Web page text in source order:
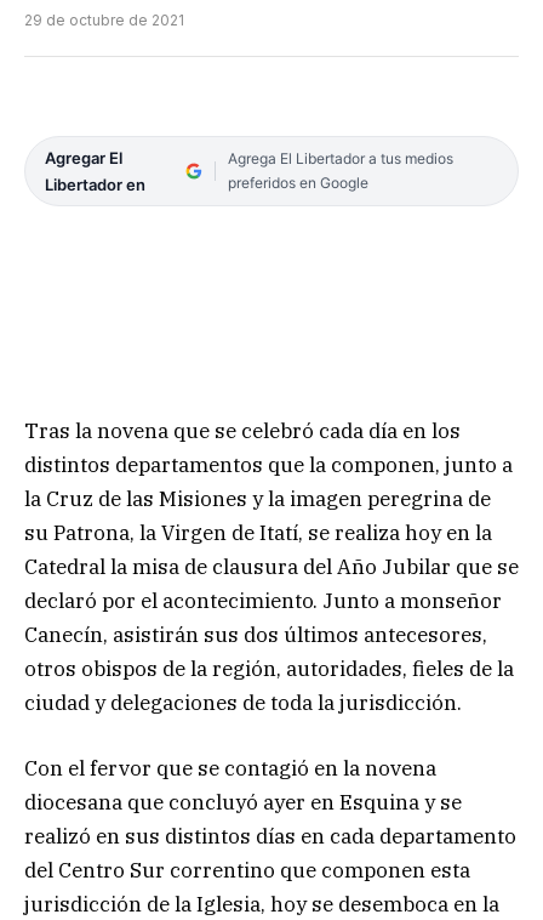
29 de octubre de 2021
Agregar El
Libertador en
Agrega El Libertador a tus medios
preferidos en Google
Tras la novena que se celebró cada día en los
distintos departamentos que la componen, junto a
la Cruz de las Misiones y la imagen peregrina de
su Patrona, la Virgen de Itatí, se realiza hoy en la
Catedral la misa de clausura del Año Jubilar que se
declaró por el acontecimiento. Junto a monseñor
Canecín, asistirán sus dos últimos antecesores,
otros obispos de la región, autoridades, fieles de la
ciudad y delegaciones de toda la jurisdicción.
Con el fervor que se contagió en la novena
diocesana que concluyó ayer en Esquina y se
realizó en sus distintos días en cada departamento
del Centro Sur correntino que componen esta
jurisdicción de la Iglesia, hoy se desemboca en la